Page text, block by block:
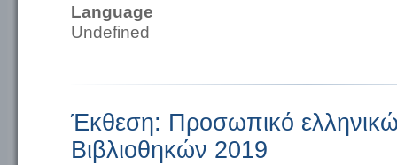
Language
Undefined
Έκθεση: Προσωπικό
Βιβλιοθηκών 2019